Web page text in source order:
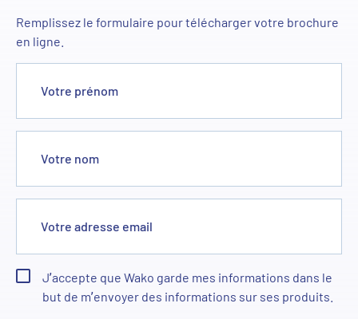
Remplissez le formulaire pour télécharger votre brochure
en ligne.
Votre prénom
Votre nom
Votre adresse email
J’accepte que Wako garde mes informations dans le
but de m’envoyer des informations sur ses produits.